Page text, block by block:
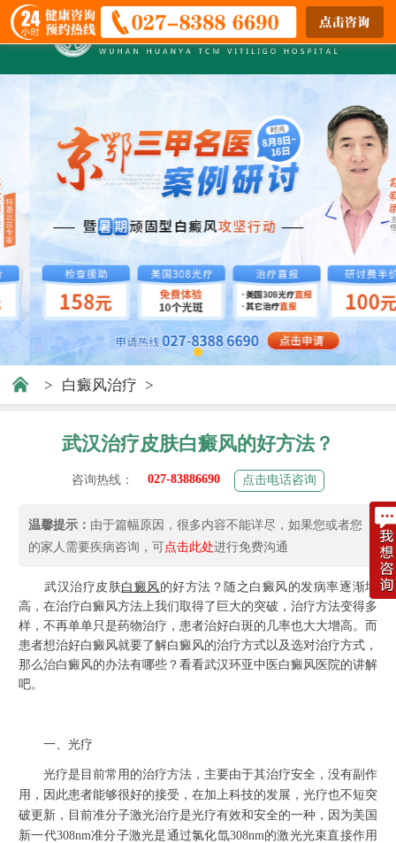
> 白癜风治疗 >
武汉治疗皮肤白癜风的好方法？
咨询热线： 027-83886690 点击电话咨询
温馨提示： 由于篇幅原因，很多内容不能详尽，如果您或者您
的家人需要疾病咨询，可点击此处进行免费沟通
武汉治疗皮肤白癜风的好方法？ 随之白癜风的发病率逐渐增
高，在治疗白癜风方法上我们取得了巨大的突破，治疗方法变得多
样，不再单单只是药物治疗，患者治好白斑的几率也大大增高。而
患者想治好白癜风就要了解白癜风的治疗方式以及选对治疗方式，
那么治白癜风的办法有哪些？看看武汉环亚中医白癜风医院的讲解
吧。
一、光疗
光疗是目前常用的治疗方法，主要由于其治疗安全，没有副作
用，因此患者能够很好的接受，在加上科技的发展，光疗也不短突
破更新，目前准分子激光治疗是光疗有效和安全的一种，因为美国
新一代308nm准分子激光是通过氯化氙308nm的激光光束直接作用